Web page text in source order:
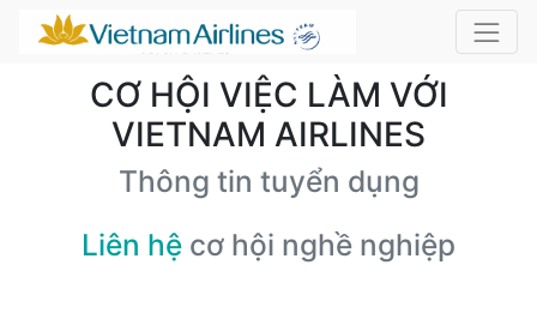
CƠ HỘI VIỆC LÀM VỚI
VIETNAM AIRLINES
Thông tin tuyển dụng
Liên hệ cơ hội nghề nghiệp